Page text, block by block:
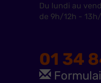
Du lundi au
de 9h/12h -
01 34